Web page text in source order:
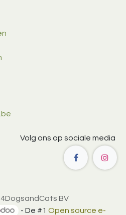
Volg ons op sociale media
BV
- De #1 Open source e-